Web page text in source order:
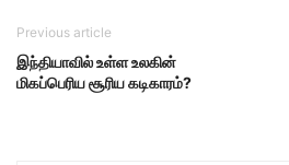
Previous article
இந்தியாவில் உள்ள உலகின்
மிகப்பெரிய சூரிய கடிகாரம்?